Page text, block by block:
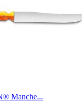
Manche...